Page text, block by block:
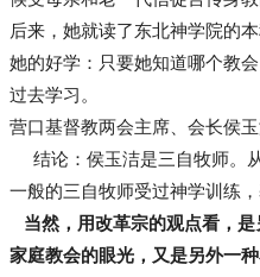
后来，她就读了东北神学院的
她的好学：只要她知道哪个教
过去学习。
营口基督教两会主席、会长侯玉
结论：侯玉洁是三自牧师。
一般的三自牧师受过神学训练，
当然，用改革宗的观点看，
家庭教会的眼光，又是另外一种